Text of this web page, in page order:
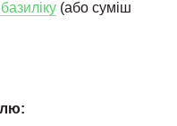
(або суміш